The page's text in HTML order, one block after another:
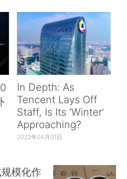
In Depth: As
Tencent Lays Off
Staff, Is Its ‘Winter’
Approaching?
2022年04月01日
模化作